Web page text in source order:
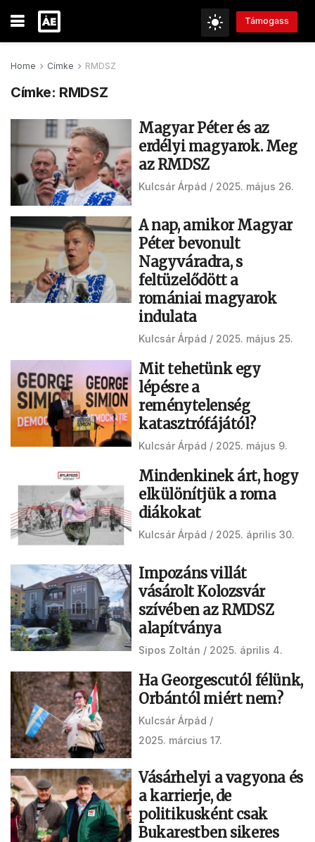
Támogass
Home Címke RMDSZ
Címke: RMDSZ
Magyar Péter és az
erdélyi magyarok. Meg
az RMDSZ
Kulcsár Árpád 2025. május 26.
A nap, amikor Magyar
Péter bevonult
Nagyváradra, s
feltüzelődött a
romániai magyarok
indulata
Kulcsár Árpád 2025. május 25.
Mit tehetünk egy
lépésre a
reménytelenség
katasztrófájától?
Kulcsár Árpád 2025. május 9.
Mindenkinek árt, hogy
elkülönítjük a roma
diákokat
Kulcsár Árpád 2025. április 30.
Impozáns villát
vásárolt Kolozsvár
szívében az RMDSZ
alapítványa
Sipos Zoltán 2025. április 4.
Ha Georgescutól félünk,
Orbántól miért nem?
Kulcsár Árpád
2025. március 17.
Vásárhelyi a vagyona és
a karrierje, de
politikusként csak
Bukarestben sikeres